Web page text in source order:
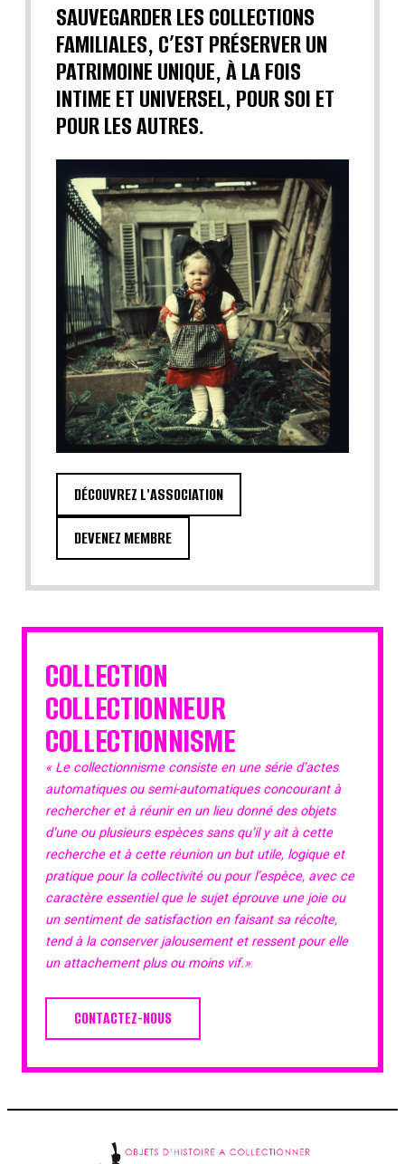
SAUVEGARDER LES COLLECTIONS
FAMILIALES, C’EST PRÉSERVER UN
PATRIMOINE UNIQUE, À LA FOIS
INTIME ET UNIVERSEL, POUR SOI ET
POUR LES AUTRES.
DÉCOUVREZ L'ASSOCIATION
DEVENEZ MEMBRE
COLLECTION
COLLECTIONNEUR
COLLECTIONNISME
« Le collectionnisme consiste en une série d’actes
automatiques ou semi-automatiques concourant à
rechercher et à réunir en un lieu donné des objets
d’une ou plusieurs espèces sans qu’il y ait à cette
recherche et à cette réunion un but utile, logique et
pratique pour la collectivité ou pour l’espèce, avec ce
caractère essentiel que le sujet éprouve une joie ou
un sentiment de satisfaction en faisant sa récolte,
tend à la conserver jalousement et ressent pour elle
un attachement plus ou moins vif.»
CONTACTEZ-NOUS